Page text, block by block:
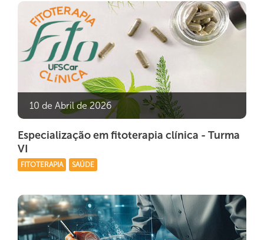
10 de Abril de 2026
Especialização em fitoterapia clínica - Turma
VI
FITOTERAPIA SAÚDE